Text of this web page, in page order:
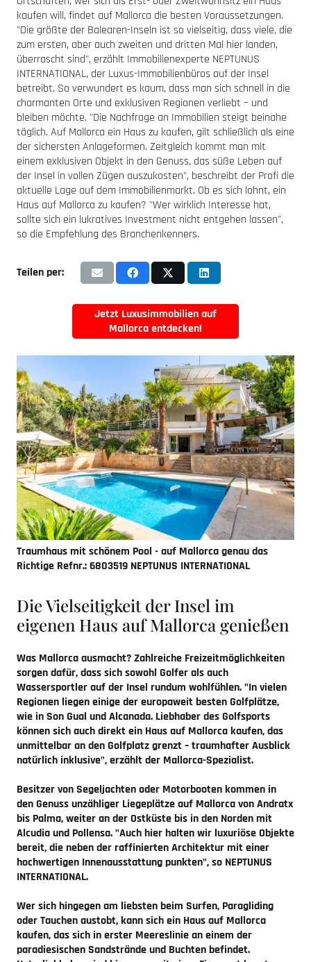
kaufen will, findet auf Mallorca die besten Voraussetzungen.
"Die größte der Balearen-Inseln ist so vielseitig, dass viele, die
zum ersten, aber auch zweiten und dritten Mal hier landen,
überrascht sind", erzählt Immobilienexperte NEPTUNUS
INTERNATIONAL, der Luxus-Immobilienbüros auf der Insel
betreibt. So verwundert es kaum, dass man sich schnell in die
charmanten Orte und exklusiven Regionen verliebt – und
bleiben möchte. "Die Nachfrage an Immobilien steigt beinahe
täglich. Auf Mallorca ein Haus zu kaufen, gilt schließlich als eine
der sichersten Anlageformen. Zeitgleich kommt man mit
einem exklusiven Objekt in den Genuss, das süße Leben auf
der Insel in vollen Zügen auszukosten", beschreibt der Profi die
aktuelle Lage auf dem Immobilienmarkt. Ob es sich lohnt, ein
Haus auf Mallorca zu kaufen? "Wer wirklich Interesse hat,
sollte sich ein lukratives Investment nicht entgehen lassen",
so die Empfehlung des Branchenkenners.
Teilen per:
Jetzt Luxusimmobilien auf
Mallorca entdecken!
Traumhaus mit schönem Pool - auf Mallorca genau das
Richtige Refnr.: 6803519 NEPTUNUS INTERNATIONAL
Die Vielseitigkeit der Insel im
eigenen Haus auf Mallorca genießen
Was Mallorca ausmacht? Zahlreiche Freizeitmöglichkeiten
sorgen dafür, dass sich sowohl Golfer als auch
Wassersportler auf der Insel rundum wohlfühlen. "In vielen
Regionen liegen einige der europaweit besten Golfplätze,
wie in Son Gual und Alcanada. Liebhaber des Golfsports
können sich auch direkt ein Haus auf Mallorca kaufen, das
unmittelbar an den Golfplatz grenzt – traumhafter Ausblick
natürlich inklusive", erzählt der Mallorca-Spezialist.
Besitzer von Segeljachten oder Motorbooten kommen in
den Genuss unzähliger Liegeplätze auf Mallorca von Andratx
bis Palma, weiter an der Ostküste bis in den Norden mit
Alcudia und Pollensa. "Auch hier halten wir luxuriöse Objekte
bereit, die neben der raffinierten Architektur mit einer
hochwertigen Innenausstattung punkten", so NEPTUNUS
INTERNATIONAL.
Wer sich hingegen am liebsten beim Surfen, Paragliding
oder Tauchen austobt, kann sich ein Haus auf Mallorca
kaufen, das sich in erster Meereslinie an einem der
paradiesischen Sandstrände und Buchten befindet.